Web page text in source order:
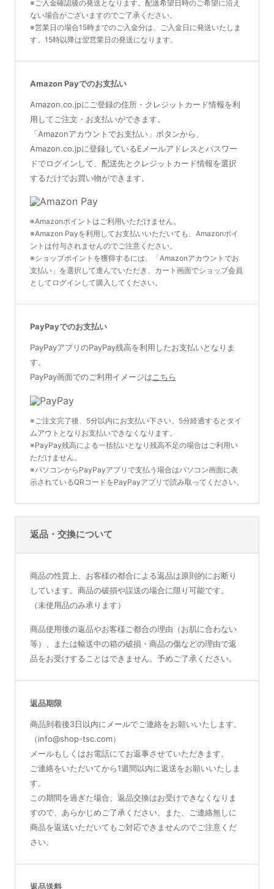
※ご入金確認後の発送となります。配送希望日時のご希望に沿え
ない場合がございますのでご了承ください。
※営業日の場合15時までのご入金分は、ご入金日に発送いたしま
す。15時以降は翌営業日の発送になります。
Amazon Payでのお支払い
Amazon.co.jpにご登録の住所・クレジットカード情報を利
用してご注文・お支払いができます。
「Amazonアカウントでお支払い」ボタンから、
Amazon.co.jpに登録しているEメールアドレスとパスワー
ドでログインして、配送先とクレジットカード情報を選択
するだけでお買い物ができます。
※Amazonポイントはご利用いただけません。
※Amazon Payを利用してお支払いいただいても、Amazonポイ
ントは付与されませんのでご注意ください。
※ショップポイントを獲得するには、「Amazonアカウントでお
支払い」を選択して進んでいただき、カート画面でショップ会員
としてログインして購入してください。
PayPayでのお支払い
PayPayアプリのPayPay残高を利用したお支払いとなりま
す。
PayPay画面でのご利用イメージは こちら
※ご注文完了後、5分以内にお支払い下さい。5分経過するとタイ
ムアウトとなりお支払いできなくなります。
※PayPay残高による一括払いとなり残高不足の場合はご利用い
ただけません。
※パソコンからPayPayアプリで支払う場合はパソコン画面に表
示されているQRコードをPayPayアプリで読み取ってください。
返品・交換について
商品の性質上、お客様の都合による返品は原則的にお断り
しています。商品の破損や誤送の場合に限り可能です。
（未使用品のみ承ります）
商品使用後の返品やお客様ご都合の理由（お肌に合わない
等）、または輸送中の箱の破損・商品の傷などの理由で返
品をお受けすることはできません。予めご了承ください。
返品期限
商品到着後3日以内にメールでご連絡をお願いいたします。
（info@shop-tsc.com）
メールもしくはお電話にてお返事させていただきます。
ご連絡をいただいてから1週間以内に返送をお願いいたしま
す。
この期間を過ぎた場合、返品交換はお受けできなくなりま
すので、あらかじめご了承ください。また、ご連絡無しに
商品を返送いただいてもご対応できませんのでご注意くだ
さい。
返品送料